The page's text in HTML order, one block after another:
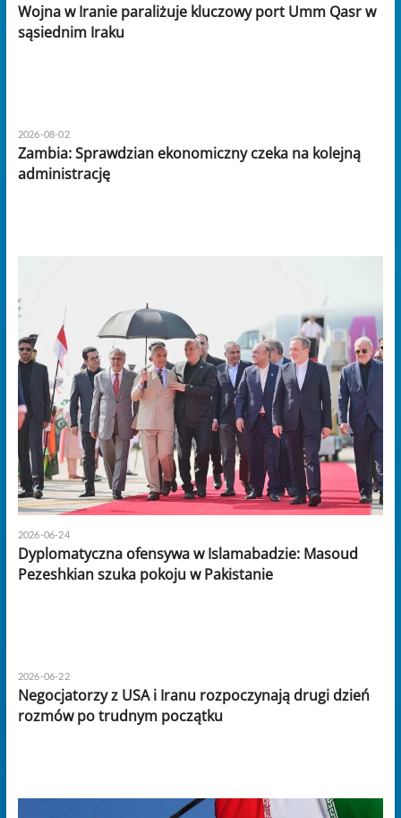
Wojna w Iranie paraliżuje kluczowy port Umm Qasr w
sąsiednim Iraku
2026-08-02
Zambia: Sprawdzian ekonomiczny czeka na kolejną
administrację
2026-06-24
Dyplomatyczna ofensywa w Islamabadzie: Masoud
Pezeshkian szuka pokoju w Pakistanie
2026-06-22
Negocjatorzy z USA i Iranu rozpoczynają drugi dzień
rozmów po trudnym początku